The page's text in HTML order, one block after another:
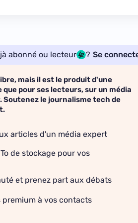
abonné ou lecteur ? Se
mais il est le produit d'une
pour ses lecteurs, sur un média
Soutenez le journalisme tech de
articles d'un média expert
de stockage pour vos
et prenez part aux débats
premium à vos contacts